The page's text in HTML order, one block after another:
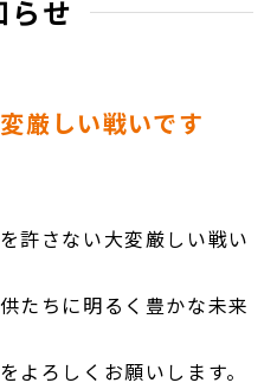
らせ
厳しい戦いです
許さない大変厳しい戦い
たちに明るく豊かな未来
ろしくお願いします。